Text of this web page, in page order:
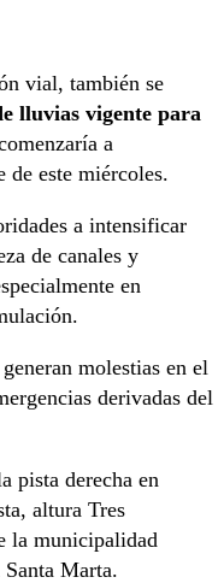
vial, también se
lluvias vigente para
a
de este miércoles.
a intensificar
de canales y
en
molestias en el
derivadas del
pista derecha en
altura Tres
la municipalidad
Marta.